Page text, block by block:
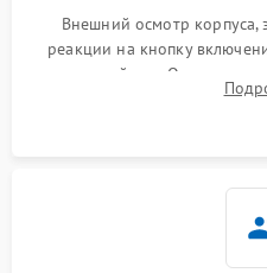
Внешний осмотр корпуса,
реакции на кнопку
устройства. Оценка
лабораторного блока